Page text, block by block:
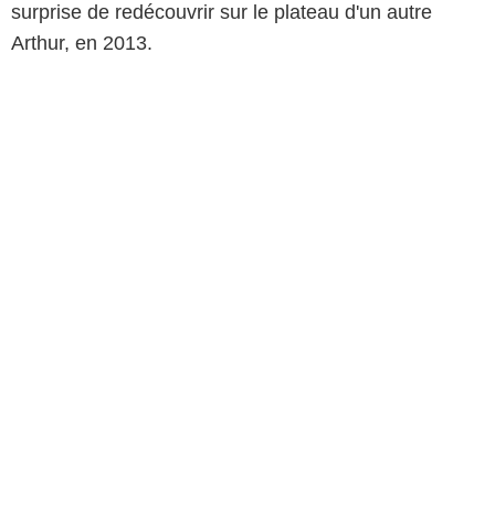
surprise de redécouvrir sur le plateau d'un autre
Arthur, en 2013.